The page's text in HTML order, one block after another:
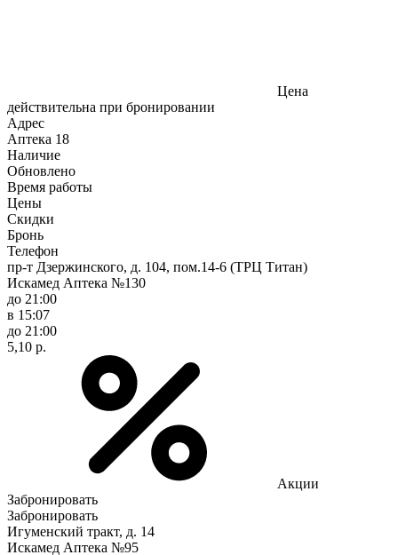
Цена
действительна при бронировании
Адрес
Аптека 18
Наличие
Обновлено
Время работы
Цены
Скидки
Бронь
Телефон
пр-т Дзержинского, д. 104, пом.14-6 (ТРЦ Титан)
Искамед Аптека №130
до 21:00
в 15:07
до 21:00
5,10 р.
Акции
Забронировать
Забронировать
Игуменский тракт, д. 14
Искамед Аптека №95